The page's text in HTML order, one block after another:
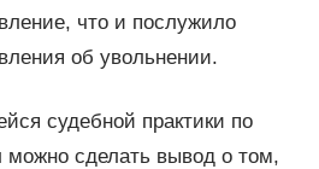
что и послужило
об увольнении.
судебной практики по
можно сделать вывод о том,